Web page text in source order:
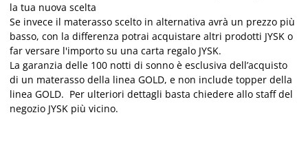
la tua nuova scelta
Se invece il materasso scelto in alternativa avrà un prezzo più
basso, con la differenza potrai acquistare altri prodotti JYSK o
far versare l'importo su una carta regalo JYSK.
La garanzia delle 100 notti di sonno è esclusiva dell’acquisto
di un materasso della linea GOLD, e non include topper della
linea GOLD. Per ulteriori dettagli basta chiedere allo staff del
negozio JYSK più vicino.